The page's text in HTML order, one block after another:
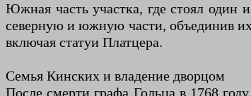
Южная часть участка, где стоял один
северную и южную части, объединив
включая статуи Платцера.
Семья Кинских и владение дворцом
После смерти графа Гольца в 1768